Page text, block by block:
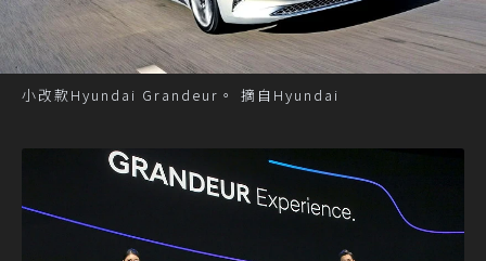
小改款Hyundai Grandeur。 摘自Hyundai